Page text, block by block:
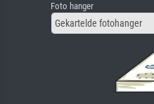
Foto hanger
Gekartelde fotohanger